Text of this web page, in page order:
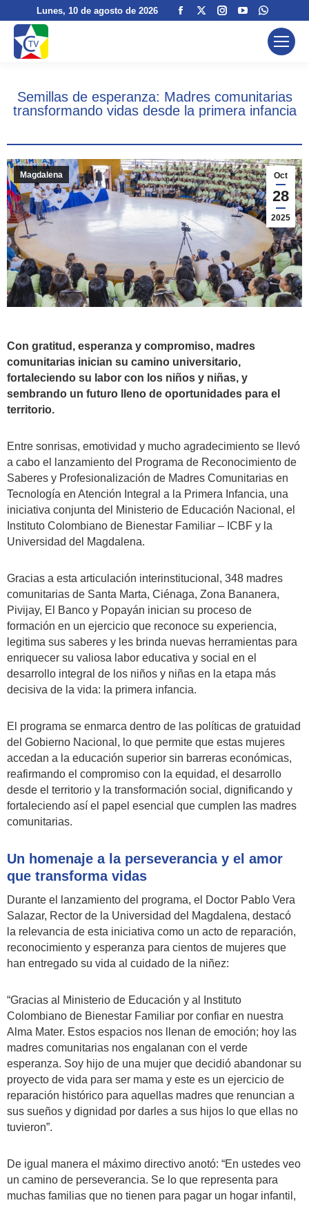
Lunes, 10 de agosto de 2026
Facebook
windowwindow
Instagram
window
YouTube
opens
window
page
opens
window
Semillas de esperanza: Madres comunitarias
transformando vidas desde la primera infancia
Oct
28
2025
Magdalena
Con gratitud, esperanza y compromiso, madres
comunitarias inician su camino universitario,
fortaleciendo su labor con los niños y niñas, y
sembrando un futuro lleno de oportunidades para el
territorio.
Entre sonrisas, emotividad y mucho agradecimiento se llevó
a cabo el lanzamiento del Programa de Reconocimiento de
Saberes y Profesionalización de Madres Comunitarias en
Tecnología en Atención Integral a la Primera Infancia, una
iniciativa conjunta del Ministerio de Educación Nacional, el
Instituto Colombiano de Bienestar Familiar – ICBF y la
Universidad del Magdalena.
Gracias a esta articulación interinstitucional, 348 madres
comunitarias de Santa Marta, Ciénaga, Zona Bananera,
Pivijay, El Banco y Popayán inician su proceso de
formación en un ejercicio que reconoce su experiencia,
legitima sus saberes y les brinda nuevas herramientas para
enriquecer su valiosa labor educativa y social en el
desarrollo integral de los niños y niñas en la etapa más
decisiva de la vida: la primera infancia.
El programa se enmarca dentro de las políticas de gratuidad
del Gobierno Nacional, lo que permite que estas mujeres
accedan a la educación superior sin barreras económicas,
reafirmando el compromiso con la equidad, el desarrollo
desde el territorio y la transformación social, dignificando y
fortaleciendo así el papel esencial que cumplen las madres
comunitarias.
Un homenaje a la perseverancia y el amor
que transforma vidas
Durante el lanzamiento del programa, el Doctor Pablo Vera
Salazar, Rector de la Universidad del Magdalena, destacó
la relevancia de esta iniciativa como un acto de reparación,
reconocimiento y esperanza para cientos de mujeres que
han entregado su vida al cuidado de la niñez:
“Gracias al Ministerio de Educación y al Instituto
Colombiano de Bienestar Familiar por confiar en nuestra
Alma Mater. Estos espacios nos llenan de emoción; hoy las
madres comunitarias nos engalanan con el verde
esperanza. Soy hijo de una mujer que decidió abandonar su
proyecto de vida para ser mama y este es un ejercicio de
reparación histórico para aquellas madres que renuncian a
sus sueños y dignidad por darles a sus hijos lo que ellas no
tuvieron”.
De igual manera el máximo directivo anotó: “En ustedes veo
un camino de perseverancia. Se lo que representa para
muchas familias que no tienen para pagar un hogar infantil,